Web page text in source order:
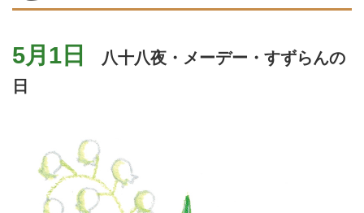
5月1日
八十八夜・メーデー・すずらんの
日